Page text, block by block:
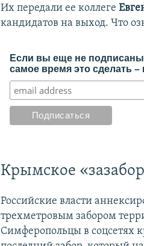
Их передали ее коллеге
кандидатов на выход. Что
Если вы еще не
самое время это сделать –
Крымское
Российские власти
трехметровым забором
Симферопольцы в соцсетях